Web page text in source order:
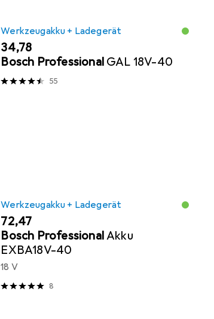
Werkzeugakku + Ladegerät
EUR
34,78
Bosch Professional GAL 18V-40
55
Werkzeugakku + Ladegerät
EUR
72,47
Bosch ProfessionalAkku
EXBA18V-40
18 V
8